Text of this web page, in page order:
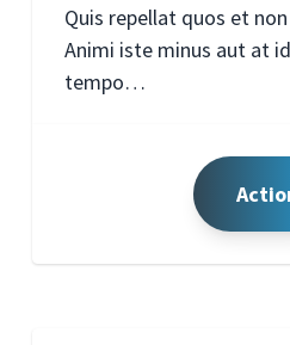
Quis repellat quos et
Animi iste minus aut at
tempo…